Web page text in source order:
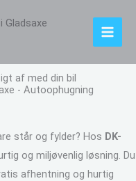
af med din bil
- Autoophugning
står og fylder? Hos DK-
og miljøvenlig løsning. Du
afhentning og hurtig